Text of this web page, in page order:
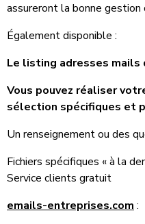
assureront la bonne gestion
Également disponible :
Le listing adresses mails
Vous pouvez réaliser
sélection spécifiques et
Un renseignement ou des
Fichiers spécifiques « à la
Service clients gratuit
emails-entreprises.com :